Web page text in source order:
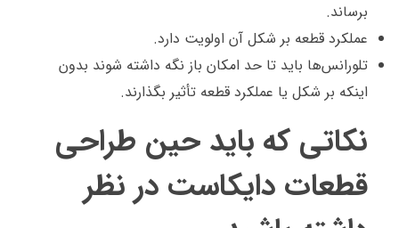
برساند.
عملکرد قطعه بر شکل آن اولویت دارد.
تلورانس‌ها باید تا حد امکان باز نگه داشته شوند بدون
اینکه بر شکل یا عملکرد قطعه تأثیر بگذارند.
نکاتی که باید حین طراحی
قطعات دایکاست در نظر